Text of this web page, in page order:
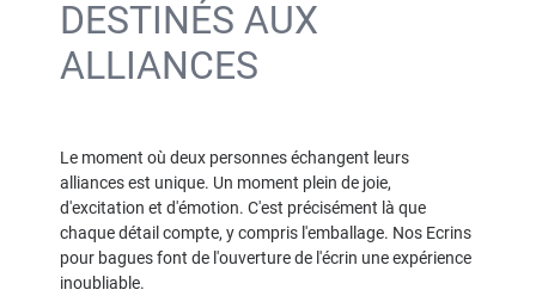
DESTINÉS AUX
ALLIANCES
Le moment où deux personnes échangent leurs
alliances est unique. Un moment plein de joie,
d'excitation et d'émotion. C'est précisément là que
chaque détail compte, y compris l'emballage. Nos Ecrins
pour bagues font de l'ouverture de l'écrin une expérience
inoubliable.